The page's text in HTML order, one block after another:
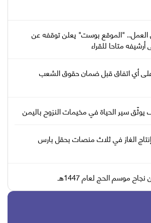
العمل.. "الموقع بوست" يعلن توقفه عن
متاحا للقراء
أي اتفاق قبل ضمان حقوق الشعب
سير الحياة في مخيمات النزوح باليمن
الغاز في ثلاث منصات بحقل بارس
موسم الحج لعام 1447هـ